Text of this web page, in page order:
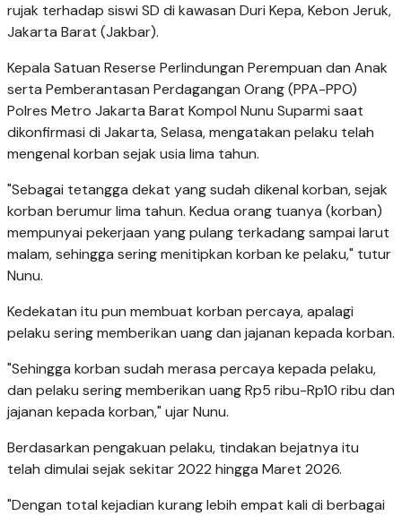
rujak terhadap siswi SD di kawasan Duri Kepa, Kebon Jeruk,
Jakarta Barat (Jakbar).
Kepala Satuan Reserse Perlindungan Perempuan dan Anak
serta Pemberantasan Perdagangan Orang (PPA-PPO)
Polres Metro Jakarta Barat Kompol Nunu Suparmi saat
dikonfirmasi di Jakarta, Selasa, mengatakan pelaku telah
mengenal korban sejak usia lima tahun.
"Sebagai tetangga dekat yang sudah dikenal korban, sejak
korban berumur lima tahun. Kedua orang tuanya (korban)
mempunyai pekerjaan yang pulang terkadang sampai larut
malam, sehingga sering menitipkan korban ke pelaku," tutur
Nunu.
Kedekatan itu pun membuat korban percaya, apalagi
pelaku sering memberikan uang dan jajanan kepada korban.
"Sehingga korban sudah merasa percaya kepada pelaku,
dan pelaku sering memberikan uang Rp5 ribu-Rp10 ribu dan
jajanan kepada korban," ujar Nunu.
Berdasarkan pengakuan pelaku, tindakan bejatnya itu
telah dimulai sejak sekitar 2022 hingga Maret 2026.
"Dengan total kejadian kurang lebih empat kali di berbagai